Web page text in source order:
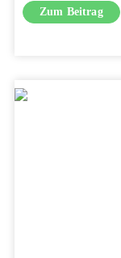
Zum Beitrag